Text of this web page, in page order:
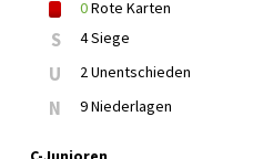
0Rote Karten
S 4 Siege
U 2 Unentschieden
N 9 Niederlagen